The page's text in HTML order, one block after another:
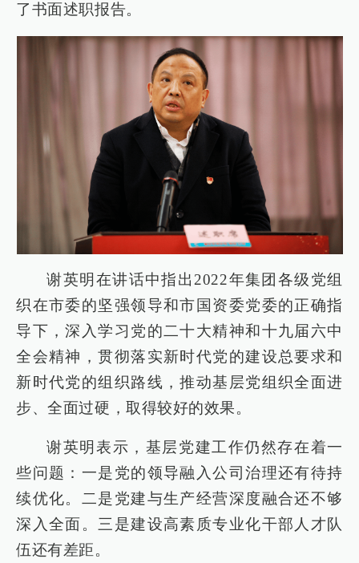
了书面述职报告。
谢英明在讲话中指出2022年集团各级党组
织在市委的坚强领导和市国资委党委的正确指
导下，深入学习党的二十大精神和十九届六中
全会精神，贯彻落实新时代党的建设总要求和
新时代党的组织路线，推动基层党组织全面进
步、全面过硬，取得较好的效果。
谢英明表示，基层党建工作仍然存在着一
些问题：一是党的领导融入公司治理还有待持
续优化。二是党建与生产经营深度融合还不够
深入全面。三是建设高素质专业化干部人才队
伍还有差距。